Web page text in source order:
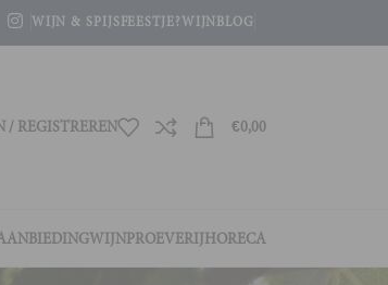
WIJN & SPIJS FEESTJE?WIJNBLOG
/ REGISTREREN €0,00
WIJNPROEVERIJHORECA